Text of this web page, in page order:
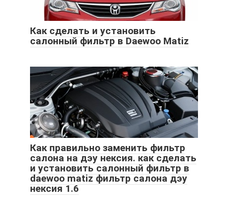
Как сделать и установить
салонный фильтр в Daewoo Matiz
Как правильно заменить фильтр
салона на дэу нексия. как сделать
и установить салонный фильтр в
daewoo matiz фильтр салона дэу
нексия 1.6